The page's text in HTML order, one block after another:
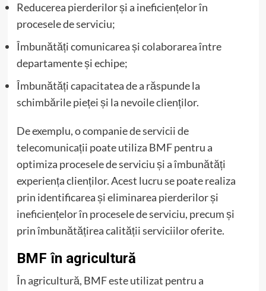
Reducerea pierderilor și a ineficiențelor în
procesele de serviciu;
Îmbunătăți comunicarea și colaborarea între
departamente și echipe;
Îmbunătăți capacitatea de a răspunde la
schimbările pieței și la nevoile clienților.
De exemplu, o companie de servicii de
telecomunicații poate utiliza BMF pentru a
optimiza procesele de serviciu și a îmbunătăți
experiența clienților. Acest lucru se poate realiza
prin identificarea și eliminarea pierderilor și
ineficiențelor în procesele de serviciu, precum și
prin îmbunătățirea calității serviciilor oferite.
BMF în agricultură
În agricultură, BMF este utilizat pentru a